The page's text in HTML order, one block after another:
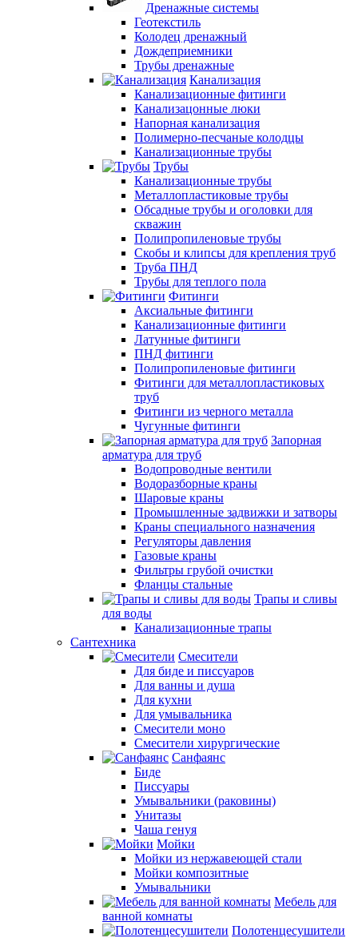
Дренажные системы
Геотекстиль
Колодец дренажный
Дождеприемники
Трубы дренажные
Канализация
Канализационные фитинги
Канализацонные люки
Напорная канализация
Полимерно-песчаные колодцы
Канализационные трубы
Трубы
Канализационные трубы
Металлопластиковые трубы
Обсадные трубы и оголовки для
скважин
Полипропиленовые трубы
Скобы и клипсы для крепления труб
Труба ПНД
Трубы для теплого пола
Фитинги
Аксиальные фитинги
Канализационные фитинги
Латунные фитинги
ПНД фитинги
Полипропиленовые фитинги
Фитинги для металлопластиковых
труб
Фитинги из черного металла
Чугунные фитинги
Запорная
арматура для труб
Водопроводные вентили
Водоразборные краны
Шаровые краны
Промышленные задвижки и затворы
Краны специального назначения
Регуляторы давления
Газовые краны
Фильтры грубой очистки
Фланцы стальные
Трапы и сливы
для воды
Канализационные трапы
Сантехника
Смесители
Для биде и писсуаров
Для ванны и душа
Для кухни
Для умывальника
Смесители моно
Смесители хирургические
Санфаянс
Биде
Писсуары
Умывальники (раковины)
Унитазы
Чаша генуя
Мойки
Мойки из нержавеющей стали
Мойки композитные
Умывальники
Мебель для
ванной комнаты
Полотенцесушители